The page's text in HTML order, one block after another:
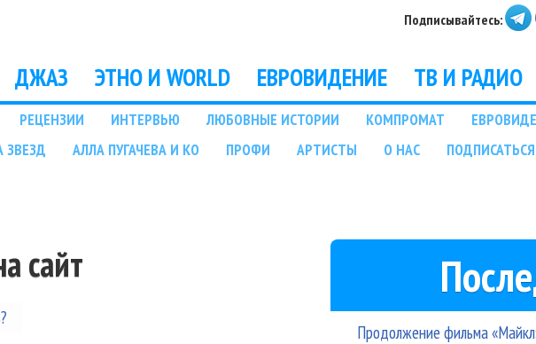
Подписывайтесь:
ДЖАЗ ЭТНО И WORLD ЕВРОВИДЕНИЕ ТВ И РАДИО
РЕЦЕНЗИИ ИНТЕРВЬЮ ЛЮБОВНЫЕ ИСТОРИИ КОМПРОМАТ
ЗВЕЗД АЛЛА ПУГАЧЕВА И КО ПРОФИ АРТИСТЫ О НАС ПОДПИСАТЬСЯ
сайт
Продолжение фильма